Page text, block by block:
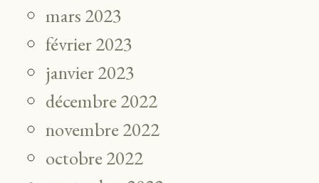
mars 2023
février 2023
janvier 2023
décembre 2022
novembre 2022
octobre 2022